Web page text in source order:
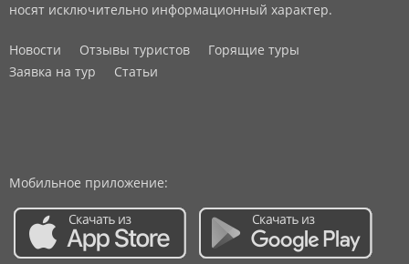
носят исключительно информационный характер.
Новости Отзывы туристов
Горящие туры
Заявка на тур
Статьи
Мобильное приложение: